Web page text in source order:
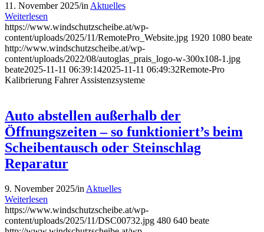
11. November 2025/in Aktuelles
Weiterlesen
https://www.windschutzscheibe.at/wp-
content/uploads/2025/11/RemotePro_Website.jpg 1920 1080 beate
http://www.windschutzscheibe.at/wp-
content/uploads/2022/08/autoglas_prais_logo-w-300x108-1.jpg
beate2025-11-11 06:39:142025-11-11 06:49:32Remote-Pro
Kalibrierung Fahrer Assistenzsysteme
Auto abstellen außerhalb der
Öffnungszeiten – so funktioniert’s beim
Scheibentausch oder Steinschlag
Reparatur
9. November 2025/in Aktuelles
Weiterlesen
https://www.windschutzscheibe.at/wp-
content/uploads/2025/11/DSC00732.jpg 480 640 beate